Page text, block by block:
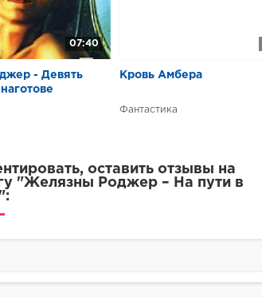
07:40
- Девять
Кровь Амбера
Фантастика
оставить отзывы на
"Желязны Роджер – На пути в